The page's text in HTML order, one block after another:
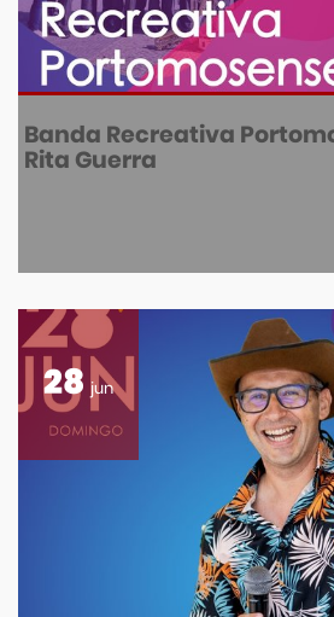
Banda Recreativa
Rita Guerra
28 jun